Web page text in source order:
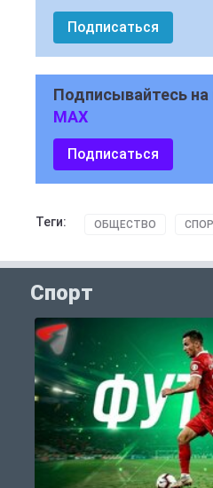
Подписаться
Подписывайтесь на
MAX
Подписаться
Теги: ОБЩЕСТВО
Спорт